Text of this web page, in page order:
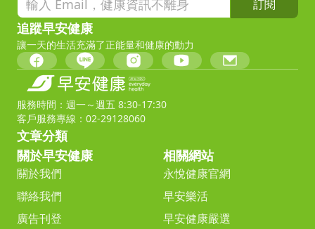
訂閱
追蹤早安健康
讓一天的生活充滿了正能量和健康的動力
服務時間：週一～週五 8:30-17:30
客戶服務專線：02-29128060
文章分類
關於早安健康
關於我們
聯絡我們
廣告刊登
相關網站
永悅健康官網
早安樂活
早安健康嚴選